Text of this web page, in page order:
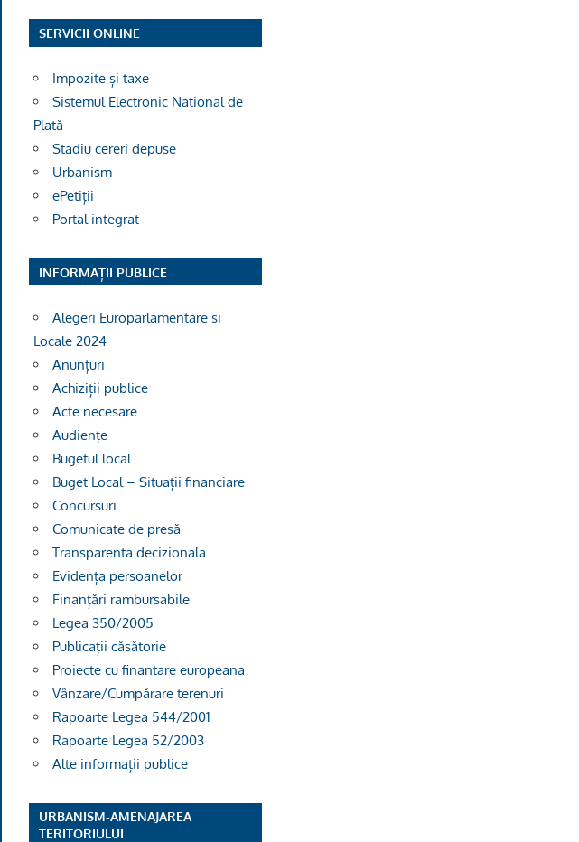
SERVICII ONLINE
Impozite și taxe
Sistemul Electronic Național de
Plată
Stadiu cereri depuse
Urbanism
ePetiții
Portal integrat
INFORMAȚII PUBLICE
Alegeri Europarlamentare si
Locale 2024
Anunțuri
Achiziții publice
Acte necesare
Audiențe
Bugetul local
Buget Local – Situații financiare
Concursuri
Comunicate de presă
Transparenta decizionala
Evidența persoanelor
Finanțări rambursabile
Legea 350/2005
Publicații căsătorie
Proiecte cu finantare europeana
Vânzare/Cumpărare terenuri
Rapoarte Legea 544/2001
Rapoarte Legea 52/2003
Alte informații publice
URBANISM-AMENAJAREA
TERITORIULUI